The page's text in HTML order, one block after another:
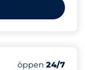
Antal
Totalt antal
Fredag&nbsp
öppen 24/7